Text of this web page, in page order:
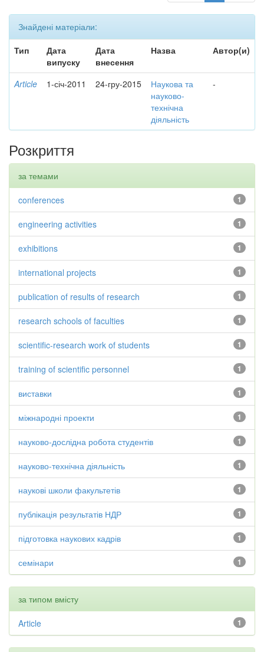
Знайдені матеріали:
Тип
Дата
випуску
Дата
внесення
Назва Автор(и)
Article 1-січ-2011 24-гру-2015
Наукова та
науково-
технічна
діяльність
-
Розкриття
за темами
1
conferences
1
engineering activities
1
exhibitions
1
international projects
1
publication of results of research
1
research schools of faculties
1
scientific-research work of students
1
training of scientific personnel
1
виставки
1
міжнародні проекти
1
науково-дослідна робота студентів
1
науково-технічна діяльність
1
наукові школи факультетів
1
публікація результатів НДР
1
підготовка наукових кадрів
1
семінари
за типом вмісту
1
Article